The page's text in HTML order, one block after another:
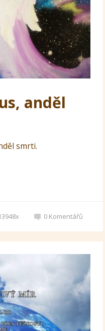
anděl
smrti.
0 Komentářů